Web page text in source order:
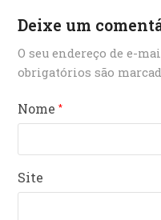
Deixe um
O seu endereço de e-
obrigatórios são
Nome*
Site